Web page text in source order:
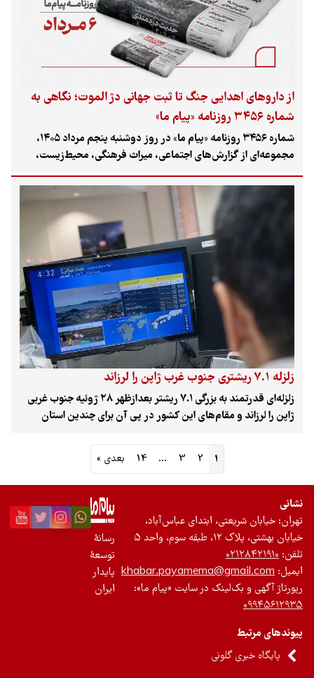
از داروهای اهدایی جنگ تا ثبت جهانی دژ الموت؛ نگاهی به
شماره ۳۴۵۶ روزنامه «پیام ما»
شماره ۳۴۵۶ روزنامه «پیام ما» در روز دوشنبه پنجم مرداد ۱۴۰۵،
مجموعه‌ای از گزارش‌های اجتماعی، میراث فرهنگی، محیط‌زیست،
اقتصاد و مسائل شهری را در کانون توجه قرار داده است؛ از سرنوشت
نامشخص بخشی از محموله‌های بشردوستانه دارو در جنگ چهل‌روزه
تا ثبت جهانی دژ الموت، روایت هوشنگ ضیایی از اسکندر فیروز،
چالش حکمرانی داده در بازار کالاهای اساسی، مطالبات کودکان در
گفت‌وگو با دولت و بحث حق شهروندی در فضای شهری.
زلزله ۷.۱ ریشتری جنوب غرب ژاپن را لرزاند
زلزله‌ای قدرتمند به بزرگی ۷.۱ ریشتر بعدازظهر ۲۸ ژوئیه جنوب غربی
ژاپن را لرزاند و مقام‌های این کشور در پی آن برای چندین استان
اعلام کرد شدت این زمین‌لرزه در برخی نقاط به بالاترین سطح
ثبت‌شده در مقیاس شیندو رسیده است.
1
2
3
…
14 بعدی »
نشانی
تهران: خیابان شریعتی، ابتدای عباس‌آباد،
خیابان بهشتی، پلاک ۱۲، طبقه سوم، واحد ۵
تلفن: ۰۲۱۲۸۴۲۱۹۱۰
ایمیل: khabar.payamema@gmail.com
رپورتاژ آگهی و بک‌لینک در سایت «پیام ما»:
۰۹۹۴۵۶۱۲۹۳۵
پیوندهای مرتبط
پایگاه خبری گلونی
رسانۀ
توسعۀ
پایدار
ایران